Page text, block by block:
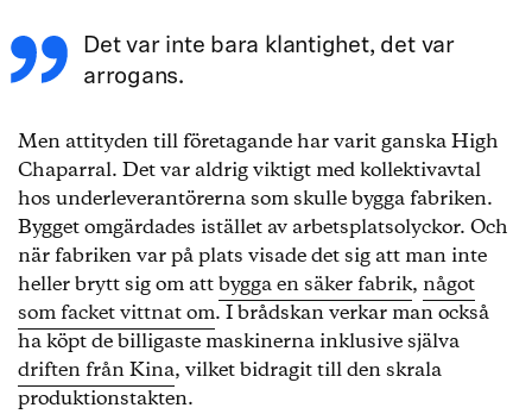
Det var inte bara klantighet, det var
arrogans.
Men attityden till företagande har varit ganska High
Chaparral. Det var aldrig viktigt med kollektivavtal
hos underleverantörerna som skulle bygga fabriken.
Bygget omgärdades istället av arbetsplatsolyckor. Och
när fabriken var på plats visade det sig att man inte
heller brytt sig om attbygga en säker fabrik, något
som facket vittnat om. I brådskan verkar man också
ha köpt de billigaste maskinerna inklusive själva
driften från Kina, vilket bidragit till den skrala
produktionstakten.